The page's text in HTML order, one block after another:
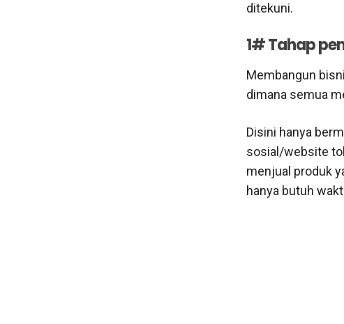
ditekuni.
1# Tahap
Membangun
dimana semua
Disini hanya
sosial/website
menjual produk
hanya butuh